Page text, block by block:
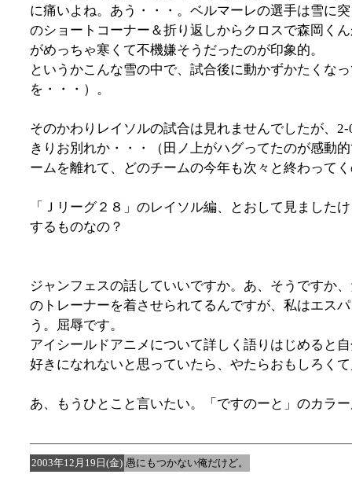
に痛いよね。あう・・・。ベルマーレの選手は雪に
のショートコーナー＆折り返しからクロスで森岡く
がめっちゃ寒くて不機嫌そうだったのが印象的。
というかこんな雪の中で、試合後に動かずかたくな
を・・・）。
そのかわりレイソルの試合は見れませんでしたが、
きりお別れか・・・（田ノ上がハグってたのが感動
ームを離れて、どのチームの今年も次々と終わって
「Ｊリーグ２８」のレイソル編、とおして見ました
するものなの？
ジャンフェスの話していいですか。あ、そうですか
のトレーナーを着させられてるんですが、私はエス
う。屈辱です。
アイシールドアニメについて詳しく語りはじめると
好きになれないと思っていたら、やたらおもしろく
あ、もうひとこと言いたい。「ですのーと」のカラ
2003年12月19日(金) 愚にもつかない俺だけど。